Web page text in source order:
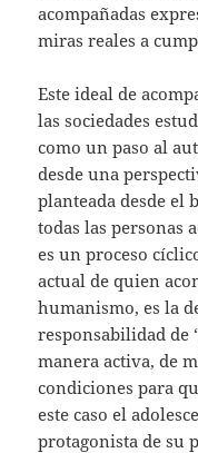
acompañadas
miras reales a
Este ideal de
las sociedades
como un paso al
desde una
planteada desde el
todas las personas
es un proceso
actual de quien
humanismo, es la
responsabilidad de
manera activa, de
condiciones para
este caso el
protagonista de su